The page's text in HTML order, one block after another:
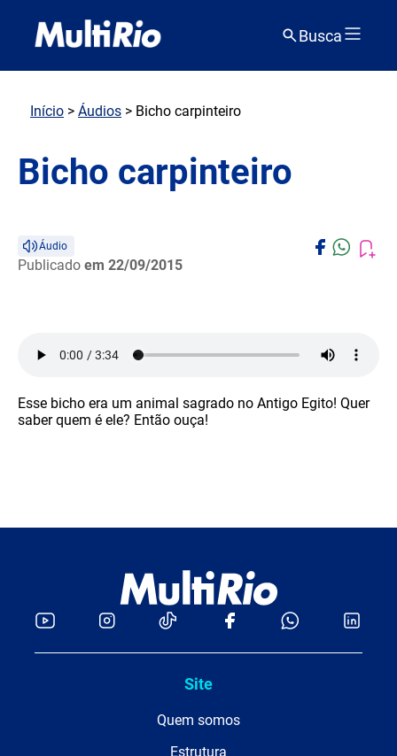
Busca
Início > Áudios > Bicho carpinteiro
Bicho carpinteiro
Áudio
Publicado em 22/09/2015
Esse bicho era um animal sagrado no Antigo Egito! Quer
saber quem é ele? Então ouça!
Site
Quem somos
Estrutura